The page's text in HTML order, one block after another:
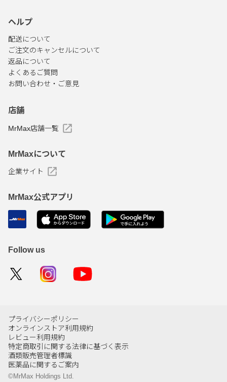
ヘルプ
配送について
ご注文のキャンセルについて
返品について
よくあるご質問
お問い合わせ・ご意見
店舗
MrMax店舗一覧
MrMaxについて
企業サイト
MrMax公式アプリ
Follow us
プライバシーポリシー
オンラインストア利用規約
レビュー利用規約
特定商取引に関する法律に基づく表示
酒類販売管理者標識
医薬品に関するご案内
©MrMax Holdings Ltd.